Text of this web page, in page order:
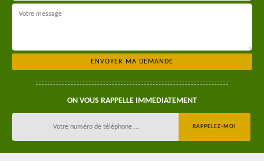
ON VOUS RAPPELLE IMMEDIATEMENT